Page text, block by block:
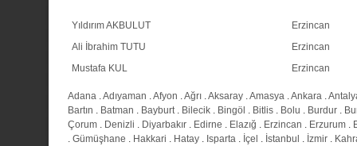
Yıldırım AKBULUT
Erzincan
Ali İbrahim TUTU
Erzincan
Mustafa KUL
Erzincan
Adana .Adıyaman .Afyon .Ağrı .Aksaray .Amasya .Ankara .
Bartın . Batman . Bayburt. Bilecik . Bingöl . Bitlis . Bolu . Burdur .
Çorum . Denizli . Diyarbakır . Edirne . Elazığ . Erzincan . Erzurum .
. Gümüşhane . Hakkari . Hatay . Isparta . İçel . İstanbul . İzmir .